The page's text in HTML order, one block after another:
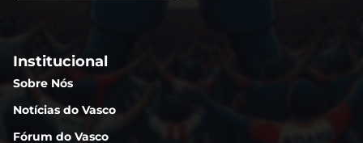
Institucional
Sobre Nós
Notícias do Vasco
Fórum do Vasco